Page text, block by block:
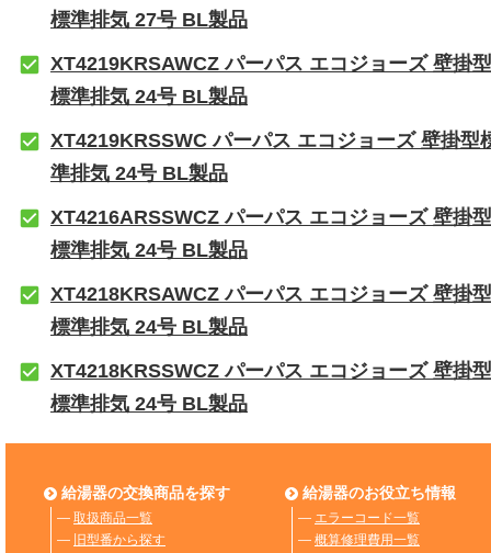
標準排気 27号 BL製品
XT4219KRSAWCZ パーパス エコジョーズ 壁掛型
標準排気 24号 BL製品
XT4219KRSSWC パーパス エコジョーズ 壁掛型
準排気 24号 BL製品
XT4216ARSSWCZ パーパス エコジョーズ 壁掛型
標準排気 24号 BL製品
XT4218KRSAWCZ パーパス エコジョーズ 壁掛型
標準排気 24号 BL製品
XT4218KRSSWCZ パーパス エコジョーズ 壁掛型
標準排気 24号 BL製品
給湯器の交換商品を探す
― 取扱商品一覧
― 旧型番から探す
給湯器のお役立ち情報
― エラーコード一覧
― 概算修理費用一覧